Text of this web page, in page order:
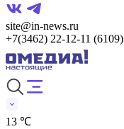
site@in-news.ru
+7(3462) 22-12-11 (6109)
13 ℃